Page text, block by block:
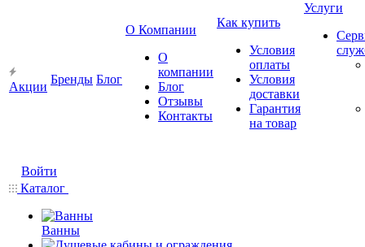
Акции
Бренды Блог
О Компании
О
компании
Блог
Отзывы
Контакты
Как купить
Условия
оплаты
Условия
доставки
Гарантия
на товар
Услуги
Войти
Каталог
Ванны